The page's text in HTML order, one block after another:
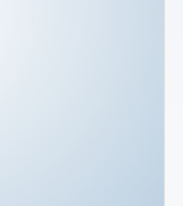
РЕСУРСИ